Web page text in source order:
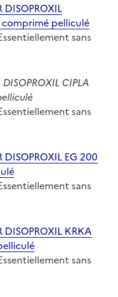
DISOPROXIL
comprimé pelliculé
sans
CIPLA
sans
EG 200
sans
DISOPROXIL KRKA
sans